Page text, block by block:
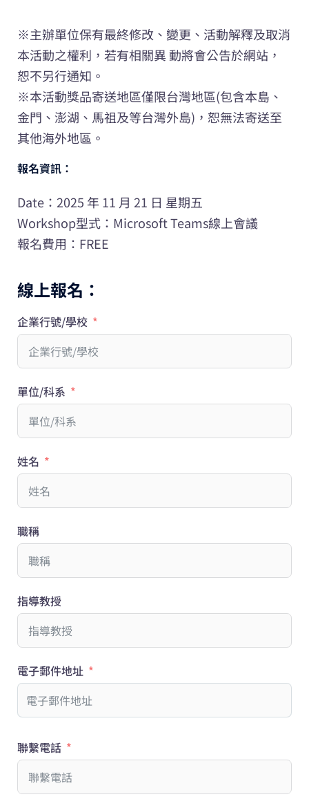
※主辦單位保有最終修改、變更、活動解釋及取消
本活動之權利，若有相關異 動將會公告於網站，
恕不另行通知。
※本活動獎品寄送地區僅限台灣地區(包含本島、
金門、澎湖、馬祖及等台灣外島)，恕無法寄送至
其他海外地區。
報名資訊：
Date：2025 年 11 月 21 日 星期五
Workshop型式：Microsoft Teams線上會議
報名費用：FREE
線上報名：
企業行號/學校
單位/科系
姓名
職稱
指導教授
電子郵件地址
聯繫電話